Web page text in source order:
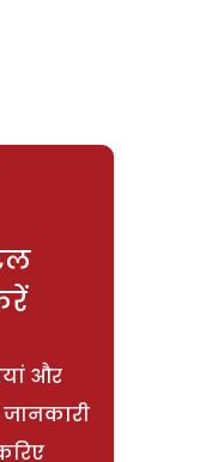
और
जानकारी